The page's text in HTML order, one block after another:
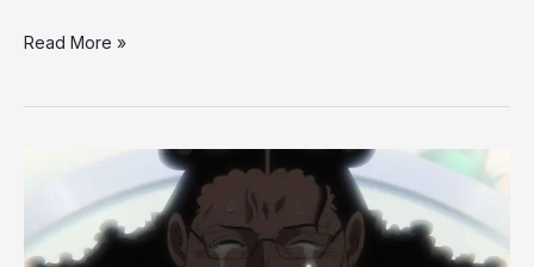
Read More »
Episódio
#1135: